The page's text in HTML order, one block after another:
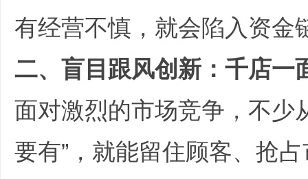
有经营不慎，就会陷入资金
二、盲目跟风创新：千店一
面对激烈的市场竞争，不少
要有”，就能留住顾客、抢